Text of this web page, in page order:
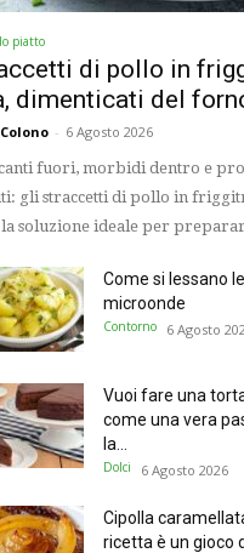
piatto
di pollo in
dimenticati del
- 6 Agosto 2026
fuori, morbidi dentro e
gli straccetti di pollo in
la soluzione ideale per
Come si lessano
microonde
Contorno 6 Agosto
Vuoi fare una
come una vera
la...
Dolci 6 Agosto 2026
Cipolla
ricetta è un gioco